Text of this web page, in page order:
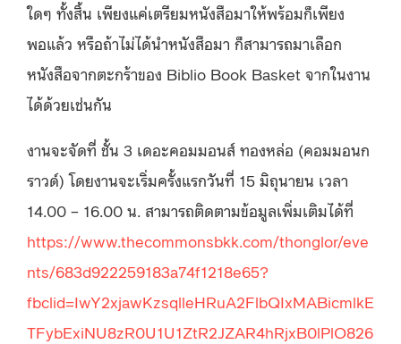
ใดๆ ทั้งสิ้น เพียงแค่เตรียมหนังสือมาให้พร้อมก็เพียง
พอแล้ว หรือถ้าไม่ได้นำหนังสือมา ก็สามารถมาเลือก
หนังสือจากตะกร้าของ Biblio Book Basket จากในงาน
ได้ด้วยเช่นกัน
งานจะจัดที่ ชั้น 3 เดอะคอมมอนส์ ทองหล่อ (คอมมอนก
ราวด์) โดยงานจะเริ่มครั้งแรกวันที่ 15 มิถุนายน เวลา
14.00 – 16.00 น. สามารถติดตามข้อมูลเพิ่มเติมได้ที่
https://www.thecommonsbkk.com/thonglor/eve
nts/683d922259183a74f1218e65?
fbclid=IwY2xjawKzsqlleHRuA2FlbQIxMABicmlkE
TFybExiNU8zR0U1U1ZtR2JZAR4hRjxB0lPlO826